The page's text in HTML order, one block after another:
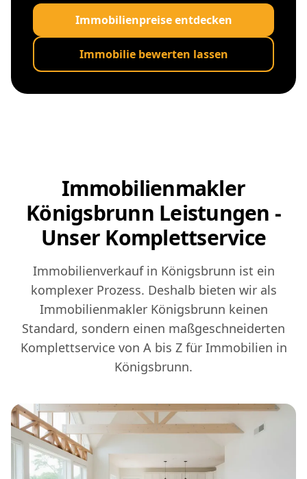
Immobilienpreise entdecken
Immobilie bewerten lassen
Immobilienmakler
Königsbrunn Leistungen -
Unser Komplettservice
Immobilienverkauf in Königsbrunn ist ein
komplexer Prozess. Deshalb bieten wir als
Immobilienmakler Königsbrunn keinen
Standard, sondern einen maßgeschneiderten
Komplettservice von A bis Z für Immobilien in
Königsbrunn.